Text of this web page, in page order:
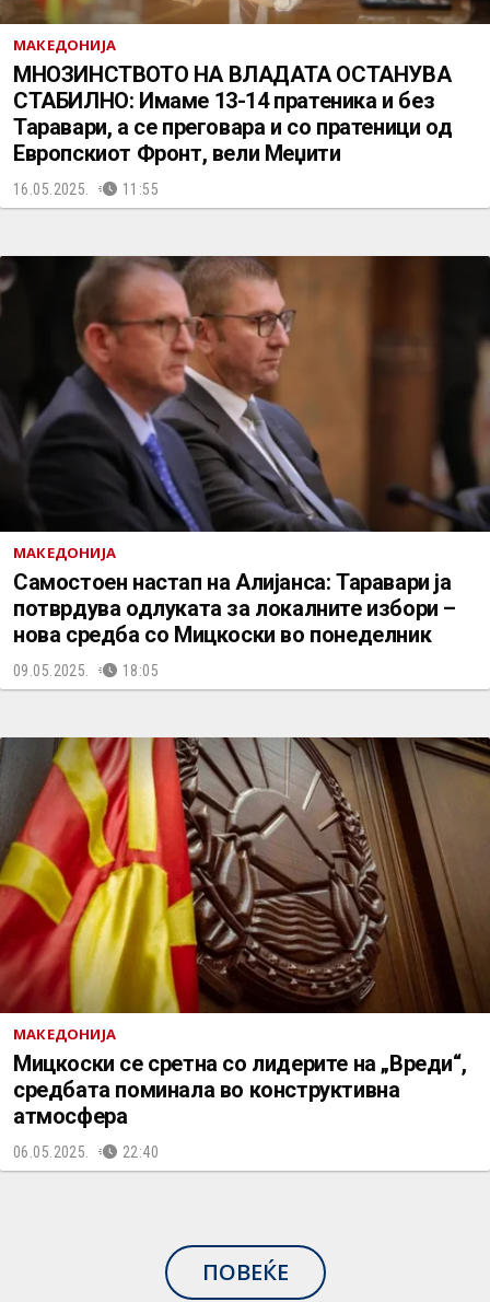
МАКЕДОНИЈА
МНОЗИНСТВОТО НА ВЛАДАТА ОСТАНУВА
СТАБИЛНО: Имаме 13-14 пратеника и без
Таравари, а се преговара и со пратеници од
Европскиот Фронт, вели Меџити
16.05.2025. 11:55
МАКЕДОНИЈА
Самостоен настап на Алијанса: Таравари ја
потврдува одлуката за локалните избори –
нова средба со Мицкоски во понеделник
09.05.2025. 18:05
МАКЕДОНИЈА
Мицкоски се сретна со лидерите на „Вреди“,
средбата поминала во конструктивна
атмосфера
06.05.2025. 22:40
ПОВЕЌЕ